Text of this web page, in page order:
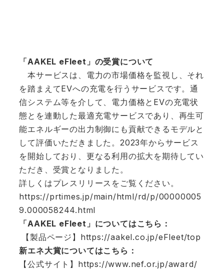
「AAKEL eFleet」の受賞について
本サービスは、電力の市場価格を監視し、それ
を踏まえてEVへの充電を行うサービスです。​通
信システム等を介して、電力価格とEVの充電状
態とを連動した最適充電サービスであり、再生可
能エネルギーの出力制御にも貢献できるモデルと
して評価いただきました。​2023年からサービス
を開始しており、更なる利用の拡大を期待してい
ただき、受賞となりました。
詳しくはプレスリリースをご覧ください。
https://prtimes.jp/main/html/rd/p/00000005
9.000058244.html
「AAKEL eFleet」についてはこちら：
【製品ページ】 https://aakel.co.jp/eFleet/top
新エネ大賞についてはこちら：
【公式サイト】 https://www.nef.or.jp/award/